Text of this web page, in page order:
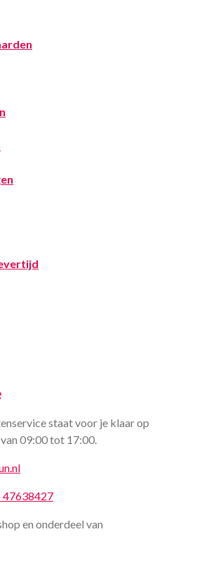
staat voor je klaar op
09:00 tot 17:00.
47638427
en onderdeel van